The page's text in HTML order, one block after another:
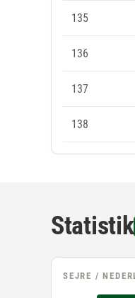
135
136
137
138
Statistik
SEJRE /